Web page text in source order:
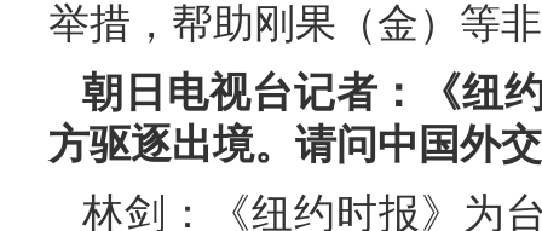
举措，帮助刚果（金）等
朝日电视台记者：《纽
方驱逐出境。请问中国外
林剑：《纽约时报》为